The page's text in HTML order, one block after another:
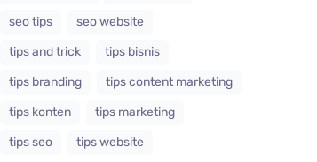
seo tips
seo website
tips and trick
tips bisnis
tips branding
tips content marketing
tips konten
tips marketing
tips seo
tips website